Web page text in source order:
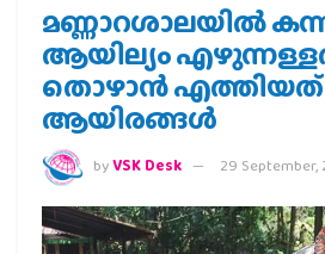
മണ്ണാറശാലയില്‍
ആയില്യം
തൊഴാന്‍ എത്തിയത്
ആയിരങ്ങള്‍
byVSK Desk 29 September,